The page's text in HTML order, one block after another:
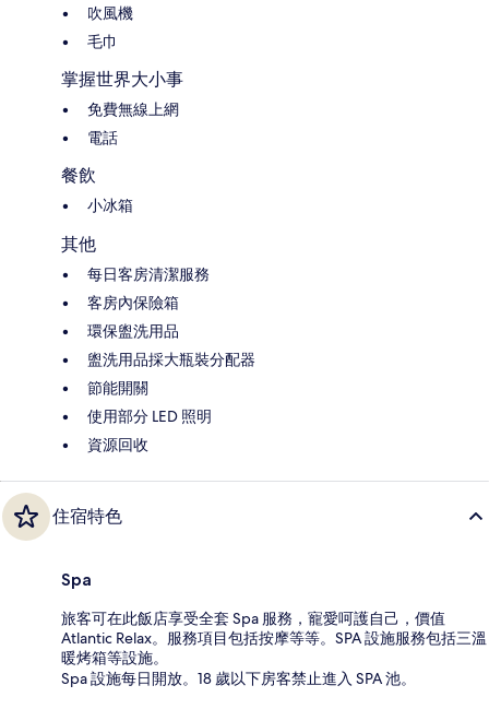
吹風機
毛巾
掌握世界大小事
免費無線上網
電話
餐飲
小冰箱
其他
每日客房清潔服務
客房內保險箱
環保盥洗用品
盥洗用品採大瓶裝分配器
節能開關
使用部分 LED 照明
資源回收
住宿特色
Spa
旅客可在此飯店享受全套 Spa 服務，寵愛呵護自己，價值
Atlantic Relax。服務項目包括按摩等等。SPA 設施服務包括三溫
暖烤箱等設施。
Spa 設施每日開放。18 歲以下房客禁止進入 SPA 池。